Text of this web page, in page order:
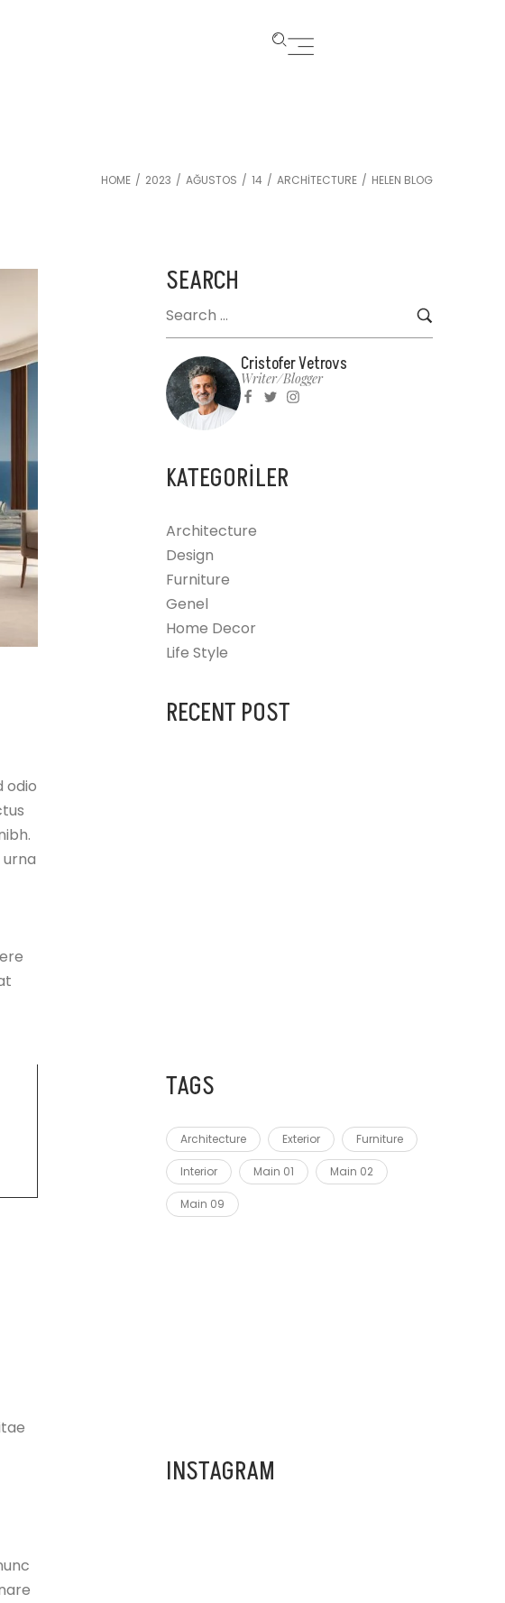
HOME / 2023 / AĞUSTOS / 14 / ARCHITECTURE / HELEN BLOG
odio
SEARCH
Cristofer Vetrovs
Writer/blogger
KATEGORILER
Architecture
Design
Furniture
Genel
Home Decor
Life Style
RECENT POST
TAGS
Architecture Exterior Furniture
Interior Main 01 Main 02
Main 09
INSTAGRAM